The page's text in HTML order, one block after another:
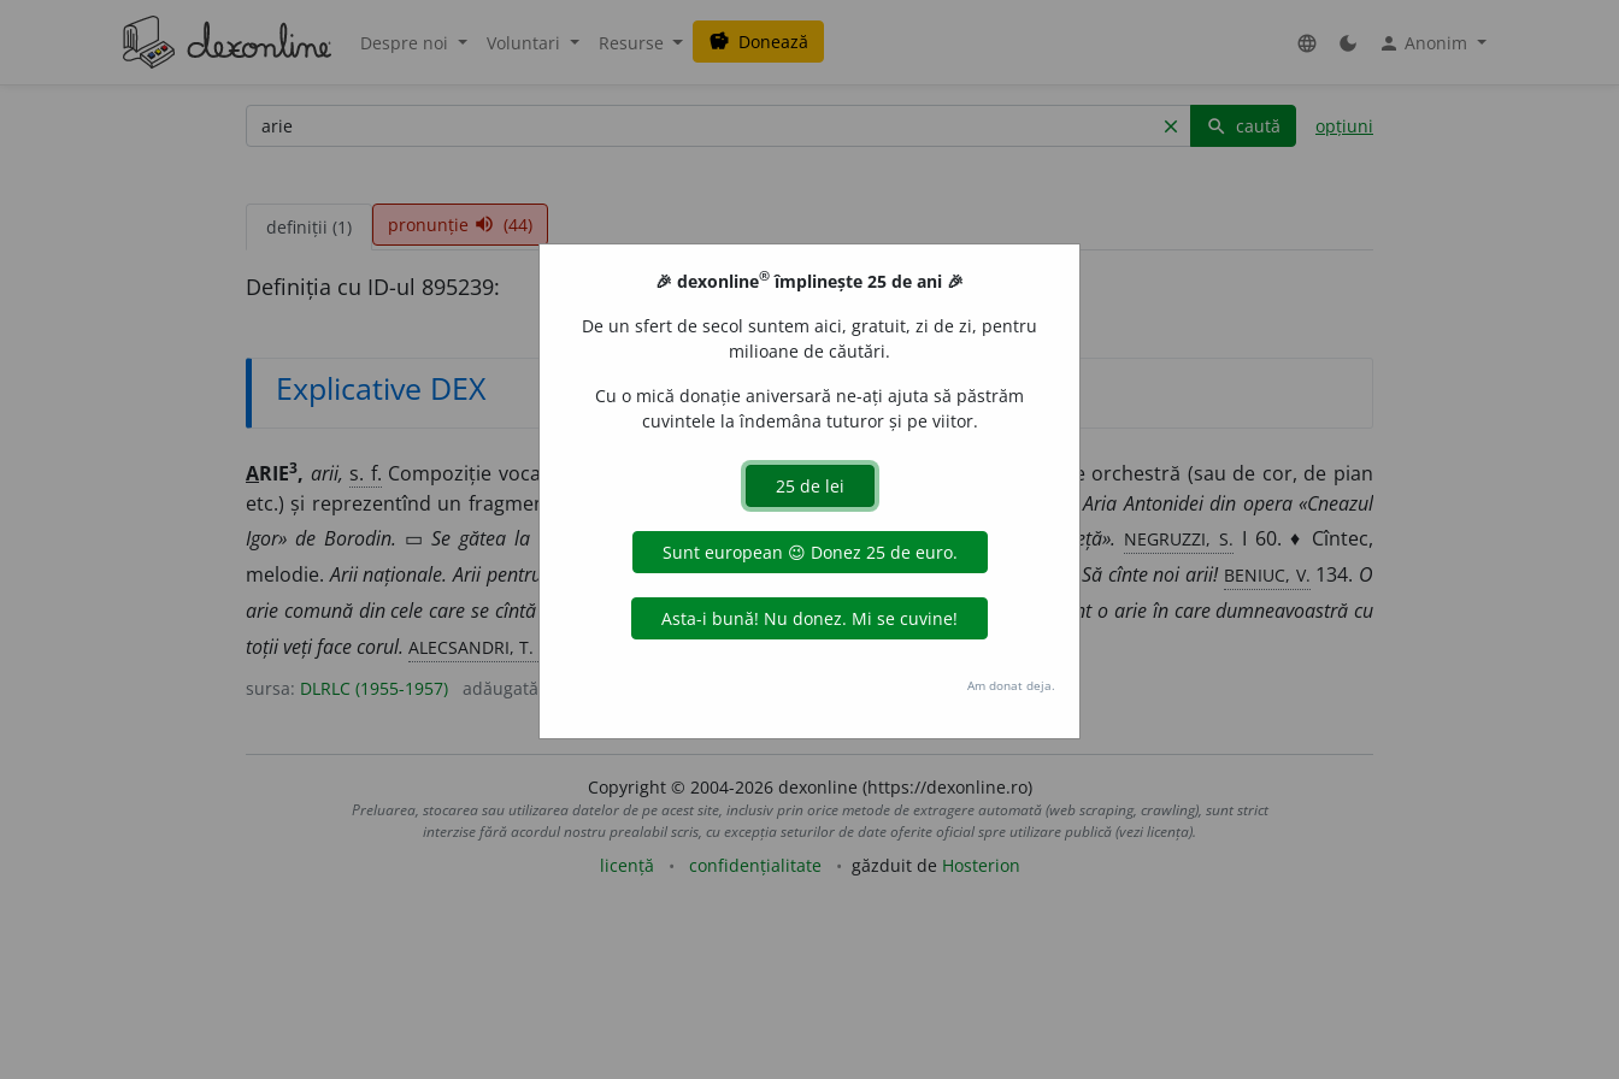
Despre noi Voluntari Resurse savings Donează language dark_mode person Anonim
clear search caută opțiuni
definiții (1) pronunție volume_up (44)
Definiția cu ID-ul 895239:
Explicative DEX
ARIE3, arii, s. f. Compoziție vocală cu caracter liric-dramatic, adesea cu acompaniament de orchestră (sau de cor, de pian
etc.) și reprezentînd un fragment dintr-o lucrare muzicală mai vastă (operă, operetă etc.).Aria Antonidei din opera «Cneazul
Igor» de Borodin. ▭ Se gătea la oglindă, fredonînd aria din vodevilul rusesc «Kozakă stihotvoreță». NEGRUZZI, S. I 60. ♦ Cîntec,
melodie.Arii naționale. Arii pentru balet. ▭ Tristele vechi mucegaiuri... Să ardă: Furtuna pe naiuri Să cînte noi arii! BENIUC, V. 134. O
arie comună din cele care se cîntă vesel pe trîmbița de vînătoare. ODOBESCU, S.III 94.
Am să vă cînt o arie în care dumneavoastră cu
toții veți face corul. ALECSANDRI, T. I 290. – Pronunțat: -ri-e.
sursa: DLRLC (1955-1957) adăugată de
Copyright © 2004-2026 dexonline (https://dexonline.ro)
Preluarea, stocarea sau utilizarea datelor de pe acest site, inclusiv prin orice metode de extragere automată (web scraping, crawling), sunt strict
interzise fără acordul nostru prealabil scris, cu excepția seturilor de date oferite oficial spre utilizare publică (vezi licența).
licență confidențialitate găzduit de Hosterion
🎉 dexonline® împlinește 25 de ani 🎉
De un sfert de secol suntem aici, gratuit, zi de zi, pentru
milioane de căutări.
Cu o mică donație aniversară ne-ați ajuta să păstrăm
cuvintele la îndemâna tuturor și pe viitor.
Am donat deja.